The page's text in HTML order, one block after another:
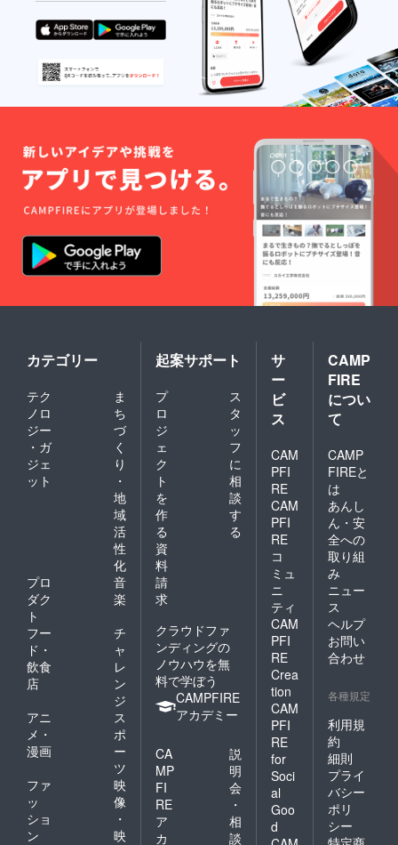
カテゴリー
テク
ノロ
ジー
・ガ
ジェ
ット
ま
ち
づ
く
り
・
地
域
活
性
化
プロ
ダク
ト
音
楽
フー
ド・
飲食
店
チ
ャ
レ
ン
ジ
アニ
メ・
漫画
ス
ポ
ー
ツ
ファ
ッ
ショ
ン
映
像
・
映
起案サポート
プ
ロ
ジ
ェ
ク
ト
を
作
る
ス
タ
ッ
フ
に
相
談
す
る
資
料
請
求
クラウドファ
ンディングの
ノウハウを無
料で学ぼう
CAMPFIRE
アカデミー
CA
MP
FI
RE
ア
カ
説
明
会
・
相
談
サ
ー
ビ
ス
CAM
PFI
RE
CAM
PFI
RE
コ
ミュ
ニ
ティ
CAM
PFI
RE
Crea
tion
CAM
PFI
RE
for
Soci
al
Goo
d
CAMP
FIRE
につい
て
CAMP
FIREと
は
あんし
ん・安
全への
取り組
み
ニュー
ス
ヘルプ
お問い
合わせ
各種規定
利用規
約
細則
プライ
バシー
ポリ
シー